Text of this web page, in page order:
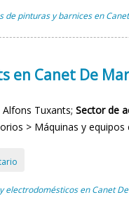
de pinturas y barnices en
en Canet De Mar
Alfons Tuxants; Sector de
> Máquinas y equipos
electrodomésticos en Canet